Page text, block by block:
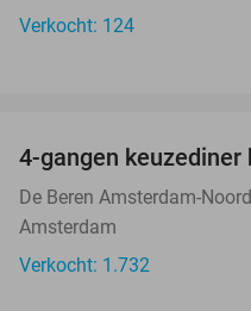
Verkocht: 124
4-gangen keuzediner
De Beren Amsterdam-Noord
Amsterdam
Verkocht: 1.732